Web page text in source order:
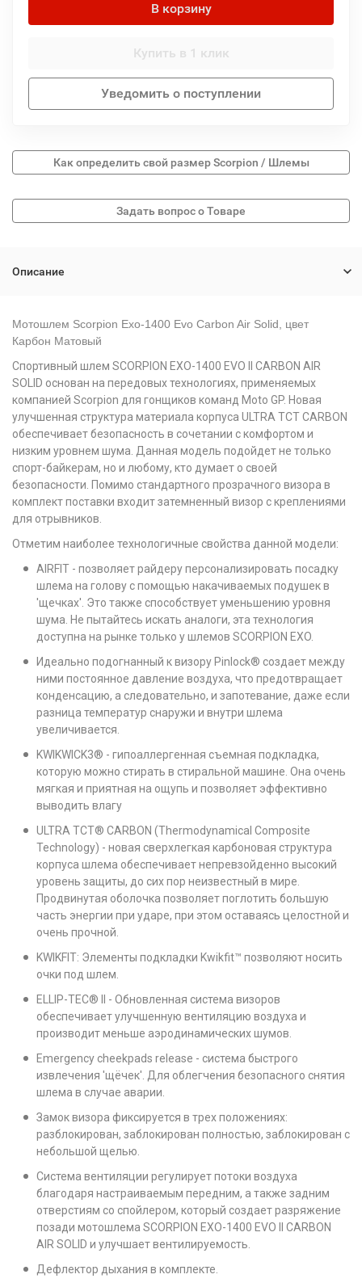
В корзину
Купить в 1 клик
Уведомить о поступлении
Как определить свой размер Scorpion / Шлемы
Описание
Мотошлем Scorpion Exo-1400 Evo Carbon Air Solid, цвет
Карбон Матовый
Спортивный шлем SCORPION EXO-1400 EVO II CARBON AIR
SOLID основан на передовых технологиях, применяемых
компанией Scorpion для гонщиков команд Moto GP. Новая
улучшенная структура материала корпуса ULTRA TCT CARBON
обеспечивает безопасность в сочетании с комфортом и
низким уровнем шума. Данная модель подойдет не только
спорт-байкерам, но и любому, кто думает о своей
безопасности. Помимо стандартного прозрачного визора в
комплект поставки входит затемненный визор с креплениями
для отрывников.
Отметим наиболее технологичные свойства данной модели:
AIRFIT - позволяет райдеру персонализировать посадку
шлема на голову с помощью накачиваемых подушек в
'щечках'. Это также способствует уменьшению уровня
шума. Не пытайтесь искать аналоги, эта технология
доступна на рынке только у шлемов SCORPION EXO.
Идеально подогнанный к визору Pinlock® создает между
ними постоянное давление воздуха, что предотвращает
конденсацию, а следовательно, и запотевание, даже если
разница температур снаружи и внутри шлема
увеличивается.
KWIKWICK3® - гипоаллергенная съемная подкладка,
которую можно стирать в стиральной машине. Она очень
мягкая и приятная на ощупь и позволяет эффективно
выводить влагу
ULTRA TCT® CARBON (Thermodynamical Composite
Technology) - новая сверхлегкая карбоновая структура
корпуса шлема обеспечивает непревзойденно высокий
уровень защиты, до сих пор неизвестный в мире.
Продвинутая оболочка позволяет поглотить большую
часть энергии при ударе, при этом оставаясь целостной и
очень прочной.
KWIKFIT: Элементы подкладки Kwikfit™ позволяют носить
очки под шлем.
ELLIP-TEC® II - Обновленная система визоров
обеспечивает улучшенную вентиляцию воздуха и
производит меньше аэродинамических шумов.
Emergency cheekpads release - система быстрого
извлечения 'щёчек'. Для облегчения безопасного снятия
шлема в случае аварии.
Замок визора фиксируется в трех положениях:
разблокирован, заблокирован полностью, заблокирован с
небольшой щелью.
Система вентиляции регулирует потоки воздуха
благодаря настраиваемым передним, а также задним
отверстиям со спойлером, который создает разряжение
позади мотошлема SCORPION EXO-1400 EVO II CARBON
AIR SOLID и улучшает вентилируемость.
Дефлектор дыхания в комплекте.